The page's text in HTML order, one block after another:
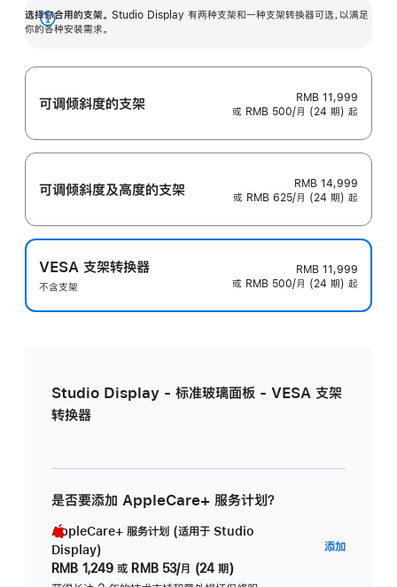
选择你合用的支架。 Studio Display 有两种支架和一种支架转换器可选，以满足
你的各种安装需求。
展
可调倾斜度的支架
RMB 11,999
或 RMB 500/月 (24 期) 起
可调倾斜度及高‍度的支‍架
RMB 14,999
或 RMB 625/月 (24 期) 起
VESA 支架转换器
不含支架
RMB 11,999
或 RMB 500/月 (24 期) 起
Studio Display - 标准玻璃面板 - VESA 支架
转换器
是否要添加 AppleCare+ 服务计划？
AppleCare+ 服务计划 (适用于 Studio
Display)
RMB 1,249 或 RMB 53/月 (24 期)
添加